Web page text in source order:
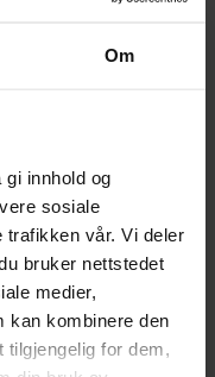
Om
innhold og
sosiale
trafikken vår. Vi deler
bruker nettstedet
medier,
kan kombinere den
for dem,
å se et av deres
øyne. Her kan du